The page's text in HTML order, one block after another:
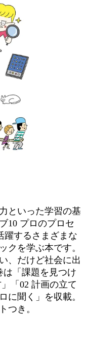
といった学習の基
10 プロのプロセ
躍するさまざまな
クを学ぶ本です。
、だけど社会に出
は「課題を見つけ
「02 計画の立て
に聞く」を収載。
つき。